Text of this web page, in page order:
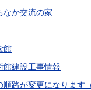
なか交流の家
館
館建設工事情報
路が変更になります